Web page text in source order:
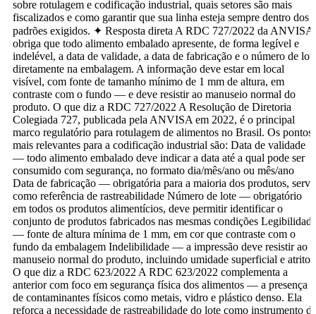
sobre rotulagem e codificação industrial, quais setores são mais
fiscalizados e como garantir que sua linha esteja sempre dentro dos
padrões exigidos. ✦ Resposta direta A RDC 727/2022 da ANVISA
obriga que todo alimento embalado apresente, de forma legível e
indelével, a data de validade, a data de fabricação e o número de
diretamente na embalagem. A informação deve estar em local
visível, com fonte de tamanho mínimo de 1 mm de altura, em
contraste com o fundo — e deve resistir ao manuseio normal do
produto. O que diz a RDC 727/2022 A Resolução de Diretoria
Colegiada 727, publicada pela ANVISA em 2022, é o principal
marco regulatório para rotulagem de alimentos no Brasil. Os pontos
mais relevantes para a codificação industrial são: Data de validade
— todo alimento embalado deve indicar a data até a qual pode ser
consumido com segurança, no formato dia/mês/ano ou mês/ano
Data de fabricação — obrigatória para a maioria dos produtos, serve
como referência de rastreabilidade Número de lote — obrigatório
em todos os produtos alimentícios, deve permitir identificar o
conjunto de produtos fabricados nas mesmas condições Legibilidade
— fonte de altura mínima de 1 mm, em cor que contraste com o
fundo da embalagem Indelibilidade — a impressão deve resistir ao
manuseio normal do produto, incluindo umidade superficial e atrito
O que diz a RDC 623/2022 A RDC 623/2022 complementa a
anterior com foco em segurança física dos alimentos — a presença
de contaminantes físicos como metais, vidro e plástico denso. Ela
reforça a necessidade de rastreabilidade do lote como instrumento de